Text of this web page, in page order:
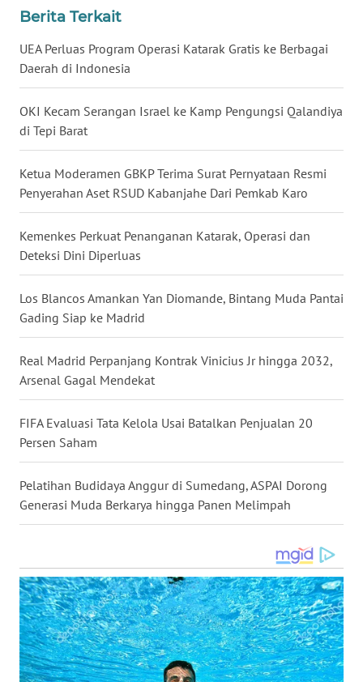
Berita Terkait
UEA Perluas Program Operasi Katarak Gratis ke Berbagai
Daerah di Indonesia
OKI Kecam Serangan Israel ke Kamp Pengungsi Qalandiya
di Tepi Barat
Ketua Moderamen GBKP Terima Surat Pernyataan Resmi
Penyerahan Aset RSUD Kabanjahe Dari Pemkab Karo
Kemenkes Perkuat Penanganan Katarak, Operasi dan
Deteksi Dini Diperluas
Los Blancos Amankan Yan Diomande, Bintang Muda Pantai
Gading Siap ke Madrid
Real Madrid Perpanjang Kontrak Vinicius Jr hingga 2032,
Arsenal Gagal Mendekat
FIFA Evaluasi Tata Kelola Usai Batalkan Penjualan 20
Persen Saham
Pelatihan Budidaya Anggur di Sumedang, ASPAI Dorong
Generasi Muda Berkarya hingga Panen Melimpah
BENGKULU
WN
LAMPUNG
WN
JATENG
WN
NUSANTARA
WN
JOGJA
WN
JATIM
WN
WN
KALTENG
WN
KALSEL
WN
KALTIM